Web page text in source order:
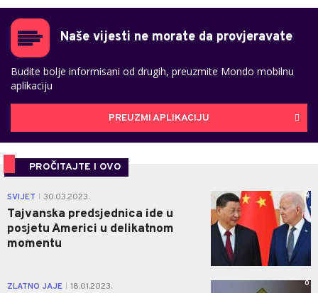
Naše vijesti ne morate da provjeravate
Budite bolje informisani od drugih, preuzmite Mondo mobilnu
aplikaciju
PREUZMI APLIKACIJU
PROČITAJTE I OVO
SVIJET 30.03.2023.
Tajvanska predsjednica ide u
posjetu Americi u delikatnom
momentu
0
ZLATNO JAJE 18.01.2023. 0